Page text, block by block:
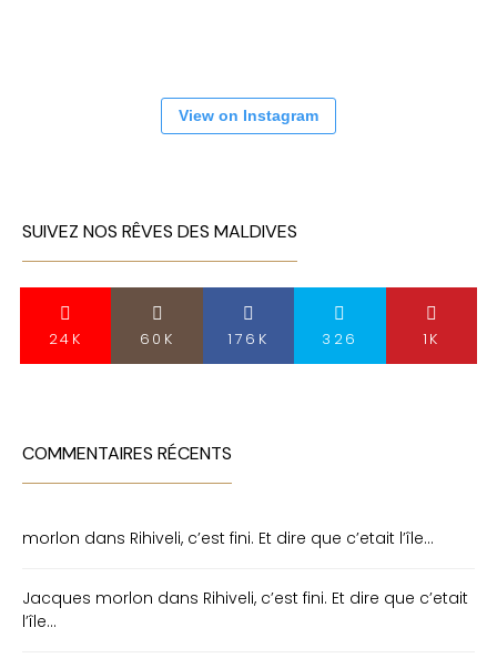
View on Instagram
SUIVEZ NOS RÊVES DES MALDIVES
24K 60K 176K 326 1K
COMMENTAIRES RÉCENTS
morlon dans Rihiveli, c’est fini. Et dire que c’etait l’île…
Jacques morlon dans Rihiveli, c’est fini. Et dire que c’etait
l’île…